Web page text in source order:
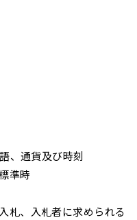
、通貨及び時刻
準時
札、入札者に求められる